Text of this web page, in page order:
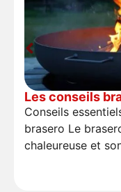
Les conseils
Conseils
brasero Le
chaleureuse et